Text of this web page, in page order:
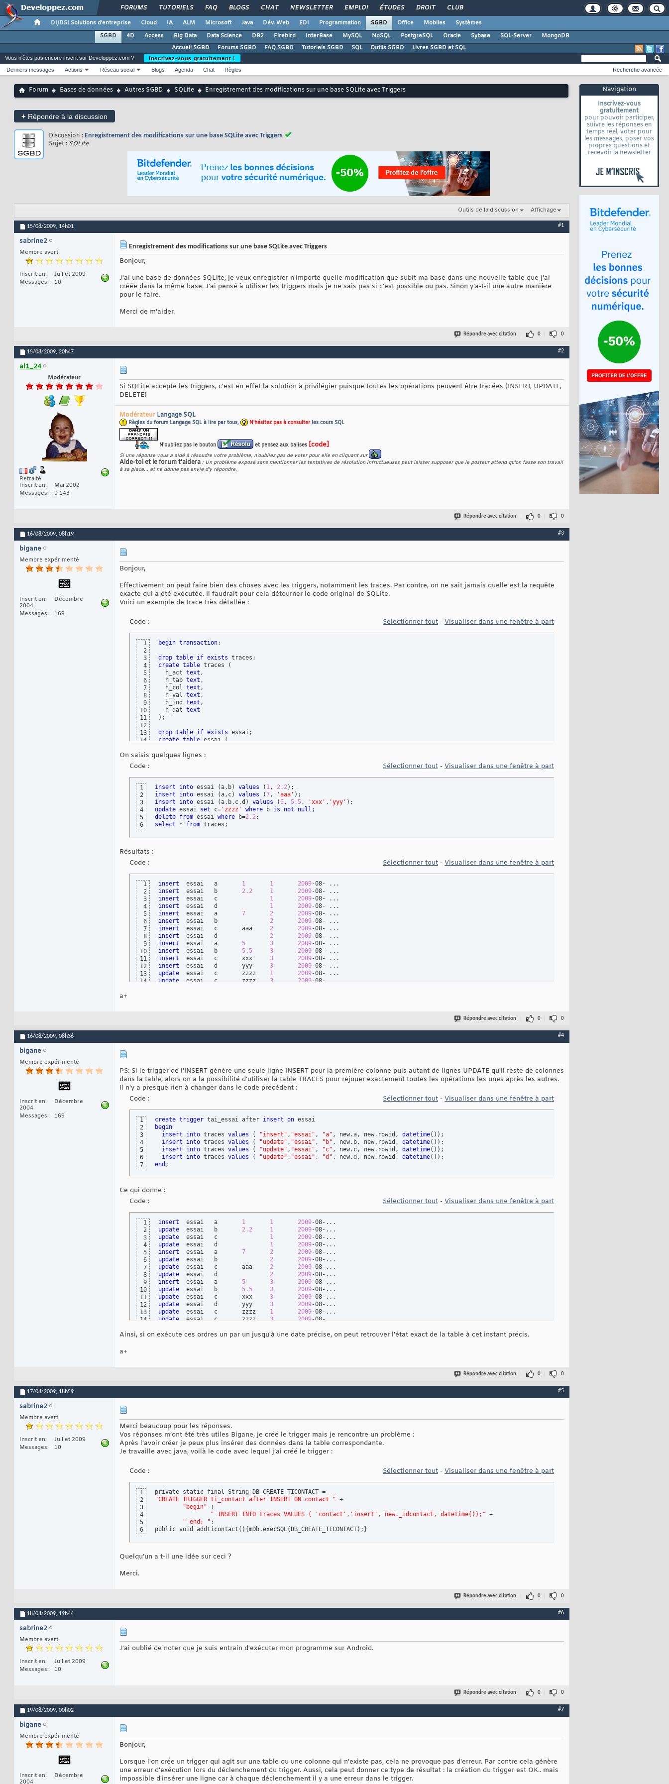
FORUMS TUTORIELS FAQ BLOGS CHAT NEWSLETTER EMPLOI ÉTUDES DROIT CLUB
DI/DSI Solutions d'entreprise Cloud IA ALM Microsoft Java Dév. Web EDI Programmation SGBD Office Mobiles
Systèmes
SGBD
4D Access Big Data Data Science DB2 Firebird InterBase MySQL NoSQL PostgreSQL Oracle Sybase SQL-Server
MongoDB
Accueil SGBD
Forums SGBD FAQ SGBD Tutoriels SGBD SQL Outils SGBD Livres SGBD et SQL
Navigation
Inscrivez-vous
gratuitement
pour pouvoir participer,
suivre les réponses en
temps réel, voter pour
les messages, poser vos
propres questions et
recevoir la newsletter
Vous n'êtes pas encore inscrit sur Developpez.com ?
Inscrivez-vous gratuitement !
Derniers messages
Actions Réseau social Blogs Agenda Chat Règles Recherche avancée
Forum Bases de données Autres SGBD SQLite Enregistrement des modifications sur une base SQLite avec Triggers
+ Répondre à la discussion
Discussion : Enregistrement des modifications sur une base SQLite avec Triggers
Sujet : SQLite
Outils de la discussion Affichage
15/08/2009, 14h01 #1
sabrine2
Membre averti
Inscrit en
Juillet 2009
Messages
10
Enregistrement des modifications sur une base SQLite avec Triggers
Bonjour,
J'ai une base de données SQLite, je veux enregistrer n'importe quelle modification que subit ma base dans une nouvelle table que j'ai
créée dans la même base. J'ai pensé à utiliser les triggers mais je ne sais pas si c'est possible ou pas. Sinon y’a-t-il une autre manière
pour le faire.
Merci de m'aider.
Répondre avec citation 0 0
15/08/2009, 20h47 #2
al1_24
Modérateur
Retraité
Inscrit en
Mai 2002
Messages
9 143
Si SQLite accepte les triggers, c'est en effet la solution à privilégier puisque toutes les opérations peuvent être tracées (INSERT, UPDATE,
DELETE)
Modérateur Langage SQL
Règles du forum Langage SQL à lire par tous, N'hésitez pas à consulter les cours SQL
N'oubliez pas le bouton et pensez aux balises [code]
Si une réponse vous a aidé à résoudre votre problème, n'oubliez pas de voter pour elle en cliquant sur
Aide-toi et le forum t'aidera : Un problème exposé sans mentionner les tentatives de résolution infructueuses peut laisser supposer que le posteur attend qu'on fasse son travail
à sa place... et ne donne pas envie d'y répondre.
Répondre avec citation 0 0
16/08/2009, 08h19 #3
bigane
Membre expérimenté
Inscrit en
Décembre
2004
Messages
169
Bonjour,
Effectivement on peut faire bien des choses avec les triggers, notamment les traces. Par contre, on ne sait jamais quelle est la requête
exacte qui a été exécutée. Il faudrait pour cela détourner le code original de SQLite.
Voici un exemple de trace très détallée :
Code : Sélectionner tout - Visualiser dans une fenêtre à part
1
2
3
4
5
6
7
8
9
10
11
12
13
14
16
17
18
19
20
21
22
23
24
25
26
29
30
32
33
34
35
36
37
38
39
40
41
42
43
44
45
46
begin transaction;
drop table if exists
create table traces
(
  h_act
text ,
  h_tab
text ,
  h_col
text ,
  h_val
text ,
  h_ind
text ,
  h_dat
text
) ;
drop table if exists
create table essai
(
  b
real,
);
create trigger tai_essai after insert on
begin
insert
into traces values ( "insert", "essai" "a" , new.a, new.rowid,
insert into traces values (
insert
into traces
insert into traces values ( "update","essai", "a", new.a, new.rowid, datetime())
end;
create trigger tau_b_essai after of b on
begin
insert
into traces values "update" "essai",
end;
create trigger tau_c_essai after of c on
begin
insert
into traces values "update" "essai",
end;
create trigger tad_essai after delete
begin
On saisis quelques lignes :
Code :
Sélectionner tout - Visualiser dans une fenêtre à part
1
2
3
4
5
6
insert into essai (a,b) values ( 1, 2.2)
insert
into essai (a,c) values (7, 'aaa' )
insert
into essai (a,b,c,d ) values ( 5, 5.5, 'xxx' , 'yyy' )
update essai set c= 'zzzz' where b is not null
delete from essai where b=2.2
select * from traces;
Résultats :
Code :
Sélectionner tout - Visualiser dans une fenêtre à part
1
2
3
4
5
6
7
8
9
10
11
12
13
14
insert
  essai   a
1 1 2009
insert
  essai   b
2.2 1 2009
insert
  essai   c
1 2009
insert
  essai   d
1 2009
insert
  essai   a
7 2 2009
insert
  essai   b
2 2009
insert
  essai   c       aaa
2 2009
insert
  essai   d
2 2009
insert
  essai   a
5 3 2009
insert
  essai   b
5.5 3 2009
insert
  essai   c       xxx
3 2009
insert
  essai   d       yyy
3 2009
update
  essai   c       zzzz
1 2009
update
  essai   c       zzzz
3 2009
a+
Répondre avec citation 0 0
16/08/2009, 08h36 #4
bigane
Membre expérimenté
Inscrit en
Décembre
2004
Messages
169
PS: Si le trigger de l'INSERT génère une seule ligne INSERT pour la première colonne puis autant de lignes UPDATE qu'il reste de colonnes
dans la table, alors on a la possibilité d'utiliser la table TRACES pour rejouer exactement toutes les opérations les unes après les autres.
Il n'y a presque rien à changer dans le code précédent :
Code :
Sélectionner tout - Visualiser dans une fenêtre à part
1
2
3
4
5
6
7
create trigger tai_essai after insert on
begin
insert
into traces values ( "insert" , "essai" , "a" , new.a, new.rowid, datetime( ) ) ;
insert
into traces values ( "update" , "essai" , "b" , new.b, new.rowid, datetime( ) ) ;
insert
into traces values ( "update" , "essai" , "c" , new.c, new.rowid, datetime( ) ) ;
insert
into traces values ( "update" , "essai" , "d" , new.d, new.rowid, datetime( ) )
end ;
Ce qui donne :
Code :
Sélectionner tout - Visualiser dans une fenêtre à part
1
2
3
4
5
6
7
8
9
10
11
12
13
14
insert
  essai   a
1 1 2009
update
  essai   b
2.2 1 2009
update
  essai   c
1 2009
update
  essai   d
1 2009
insert
  essai   a
7 2 2009
update
  essai   b
2 2009
update
  essai   c       aaa
2 2009
update
  essai   d
2 2009
insert
  essai   a
5 3 2009
update
  essai   b
5.5 3 2009
update
  essai   c       xxx
3 2009
update
  essai   d       yyy
3 2009
update
  essai   c       zzzz
1 2009
update
  essai   c       zzzz
3 2009
Ainsi, si on exécute ces ordres un par un jusqu'à une date précise, on peut retrouver l'état exact de la table à cet instant précis.
a+
Répondre avec citation 0 0
17/08/2009, 18h59 #5
sabrine2
Membre averti
Inscrit en
Juillet 2009
Messages
10
Merci beaucoup pour les réponses.
Vos réponses m’ont été très utiles Bigane, je créé le trigger mais je rencontre un problème :
Après l’avoir créer je peux plus insérer des données dans la table correspondante.
Je travaille avec java, voilà le code avec lequel j’ai créé le trigger :
Code : Sélectionner tout - Visualiser dans une fenêtre à part
1
2
3
4
5
6
"CREATE TRIGGER ti_contact after INSERT ON contact " +
"begin" +
" INSERT INTO traces VALUES ( 'contact','insert', new._idcontact, datetime());" +
" end; " ;
public void addticontact ( ) {mDb.execSQL( DB_CREATE_TICONTACT) ; }
Quelqu’un a t-il une idée sur ceci ?
Merci.
Répondre avec citation 0 0
18/08/2009, 19h44 #6
sabrine2
Membre averti
Inscrit en
Juillet 2009
Messages
10
J'ai oublié de noter que je suis entrain d'exécuter mon programme sur Android.
Répondre avec citation 0 0
19/08/2009, 00h02 #7
bigane
Membre expérimenté
Inscrit en
Décembre
2004
Bonjour,
Lorsque l'on crée un trigger qui agit sur une table ou une colonne qui n'existe pas, cela ne provoque pas d'erreur. Par contre cela génère
une erreur d'exécution lors du déclenchement du trigger. Aussi, cela peut donner ce type de résultat : la création du trigger est OK.. mais
impossible d'insérer une ligne car à chaque déclenchement il y a une erreur dans le trigger.